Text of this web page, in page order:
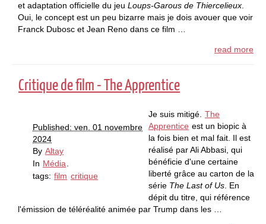
et adaptation officielle du jeu Loups-Garous de Thiercelieux
Oui, le concept est un peu bizarre mais je dois avouer que voir
Franck Dubosc et Jean Reno dans ce film …
read more
Critique de film - The Apprentice
Published: ven. 01 novembre
2024
By Altay
In Média.
tags: film critique
Je suis mitigé. The
Apprentice est un biopic à
la fois bien et mal fait. Il est
réalisé par Ali Abbasi, qui
bénéficie d'une certaine
liberté grâce au carton de la
série The Last of Us. En
dépit du titre, qui référence
l'émission de téléréalité animée par Trump dans les …